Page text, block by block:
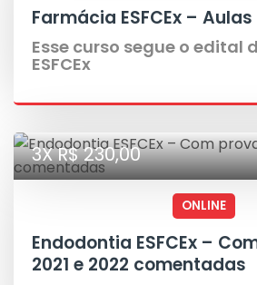
Farmácia ESFCEx –
Esse curso segue o edital
ESFCEx
3X R$ 230,00
ONLINE
Endodontia ESFCEx –
2021 e 2022 comentadas